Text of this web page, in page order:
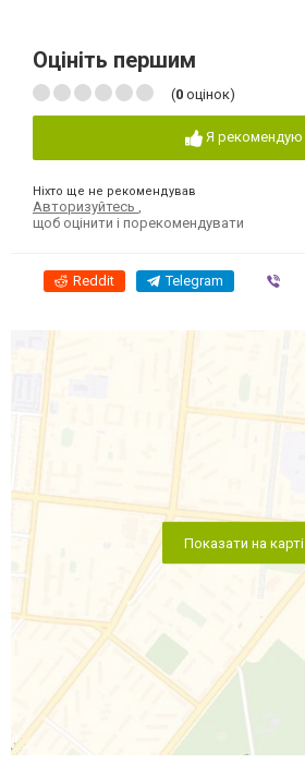
Оцініть першим
(0 оцінок)
Я рекомендую
Ніхто ще не рекомендував
Авторизуйтесь
щоб оцінити і порекомендувати
Reddit Telegram
Показати на карті